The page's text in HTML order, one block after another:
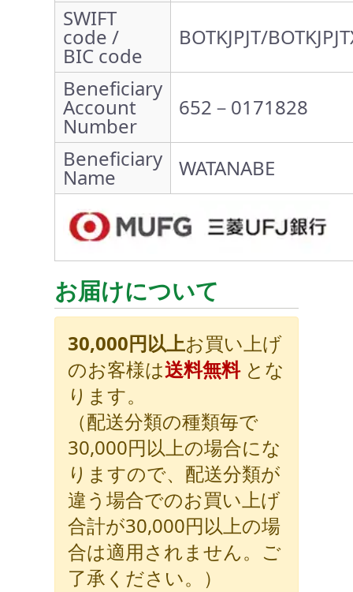
SWIFT
code /
BIC code
BOTKJPJT/
Beneficiary
Account
Number
652－0171828
Beneficiary
Name WATANABE
お届けについて
30,000円以上お買い上げ
のお客様は送料無料とな
ります。
（配送分類の種類毎で
30,000円以上の場合にな
りますので、配送分類が
違う場合でのお買い上げ
合計が30,000円以上の場
合は適用されません。ご
了承ください。）